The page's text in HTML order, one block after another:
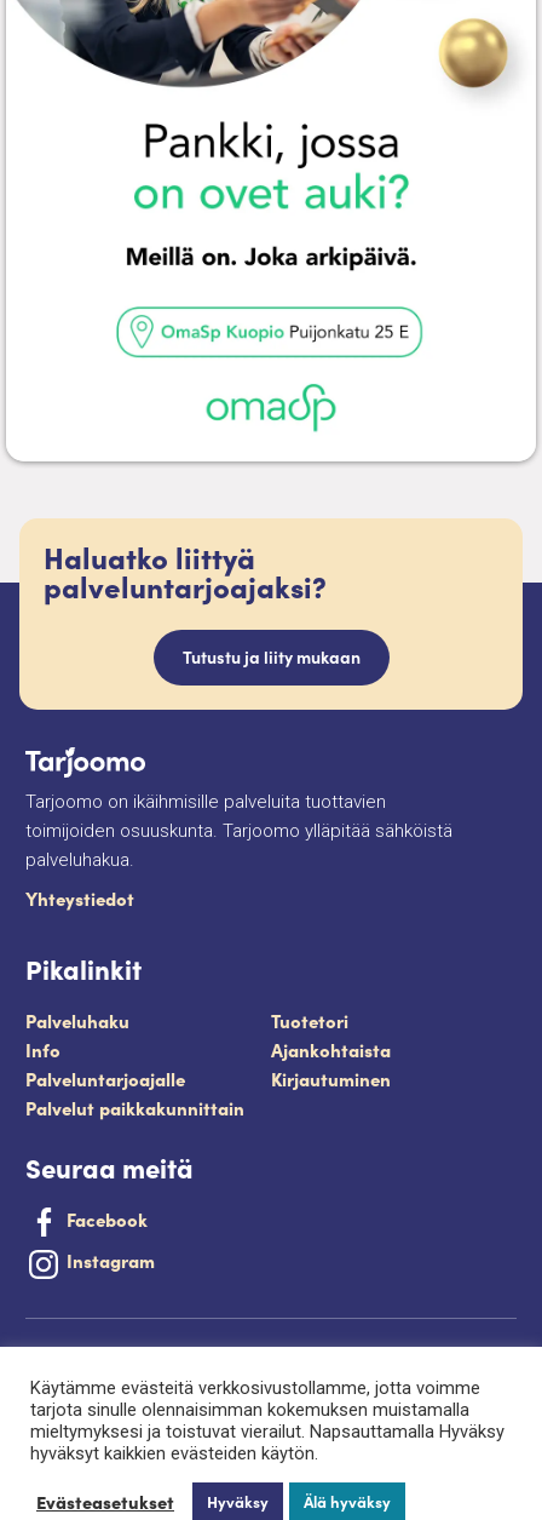
Haluatko liittyä
palveluntarjoajaksi?
Tutustu ja liity mukaan
Tarjoomo on ikäihmisille palveluita tuottavien
toimijoiden osuuskunta. Tarjoomo ylläpitää sähköistä
palveluhakua.
Yhteystiedot
Pikalinkit
Palveluhaku
Tuotetori
Info
Ajankohtaista
Palveluntarjoajalle
Kirjautuminen
Palvelut paikkakunnittain
Seuraa meitä
Facebook
Instagram
Saavutettavuusseloste
Evästeet
Palveluntuottajan kirjautuminen.
Käytämme evästeitä verkkosivustollamme, jotta voimme
tarjota sinulle olennaisimman kokemuksen muistamalla
mieltymyksesi ja toistuvat vierailut. Napsauttamalla Hyväksy
hyväksyt kaikkien evästeiden käytön.
Evästeasetukset Hyväksy Älä hyväksy